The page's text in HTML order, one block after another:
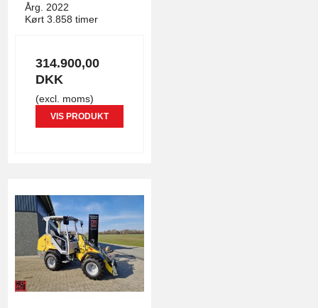
Årg. 2022
Kørt 3.858 timer
314.900,00
DKK
(excl. moms)
VIS PRODUKT